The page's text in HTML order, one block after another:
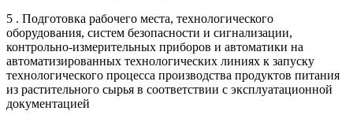
5 . Подготовка рабочего места, технологического
оборудования, систем безопасности и сигнализации,
контрольно-измерительных приборов и автоматики на
автоматизированных технологических линиях к запуску
технологического процесса производства продуктов питания
из растительного сырья в соответствии с эксплуатационной
документацией